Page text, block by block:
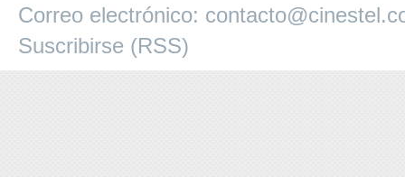
Correo electrónico:
Suscribirse (RSS)